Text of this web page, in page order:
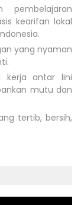
pembelajaran
kearifan lokal
yang nyaman
kerja antar lini
mutu dan
tertib, bersih,